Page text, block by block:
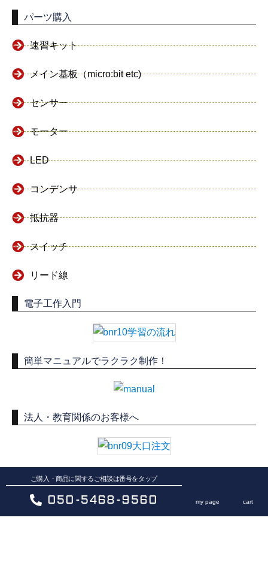
パーツ購入
速習キット
メイン基板（micro:bit etc)
センサー
モーター
LED
コンデンサ
抵抗器
スイッチ
リード線
電子工作入門
簡単マニュアルでラクラク制作！
法人・教育関係のお客様へ
ご購入・商品に関するご相談は番号をタップ
050-5468-9560 my page cart